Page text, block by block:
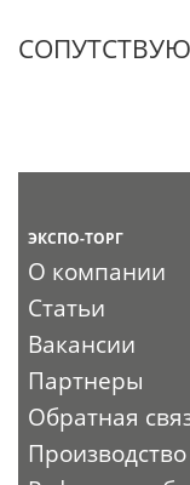
ЭКСПО-ТОРГ
О компании
Статьи
Вакансии
Партнеры
Обратная
Производство